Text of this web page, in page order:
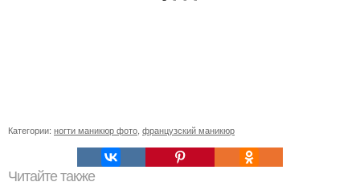
Категории: ногти маникюр фото французский маникюр
Читайте также